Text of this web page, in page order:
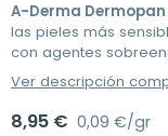
A-Derma
las pieles más
con agentes
Ver descripción
8,95 € 0,09 €/gr